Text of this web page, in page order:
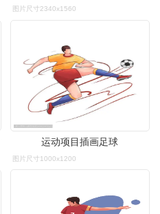
图片尺寸2340x1560
运动项目插画足球
图片尺寸1000x1200